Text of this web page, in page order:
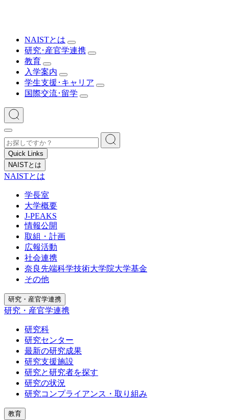
NAISTとは
研究･産官学連携
教育
入学案内
学生支援･キャリア
国際交流･留学
Quick Links
NAISTとは
NAISTとは
学長室
大学概要
J-PEAKS
情報公開
取組・計画
広報活動
社会連携
奈良先端科学技術大学院大学基金
その他
研究・産官学連携
研究・産官学連携
研究科
研究センター
最新の研究成果
研究支援施設
研究と研究者を探す
研究の状況
研究コンプライアンス・取り組み
教育